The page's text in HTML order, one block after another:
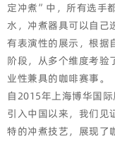
定冲煮”中，所有选手
水，冲煮器具可以自
有表演性的展示，根据
阶段，从多个维度考验
业性兼具的咖啡赛事。
自2015年上海博华国
引入中国以来，我们见
特的冲煮技艺，展现了